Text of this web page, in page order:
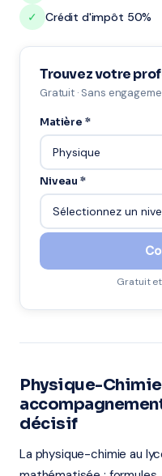
✓
Crédit d'impôt 50%
Trouvez votre
Gratuit · Sans
Matière *
Niveau *
Gratuit
Physique-
décisif
La physique-chimie au